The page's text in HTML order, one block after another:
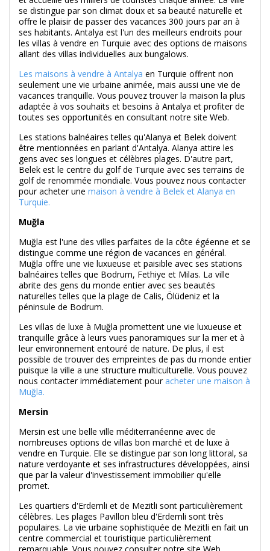
se distingue par son climat doux et sa beauté naturelle et
offre le plaisir de passer des vacances 300 jours par an à
ses habitants. Antalya est l'un des meilleurs endroits pour
les villas à vendre en Turquie avec des options de maisons
allant des villas individuelles aux bungalows.
Les maisons à vendre à Antalya en Turquie offrent non
seulement une vie urbaine animée, mais aussi une vie de
vacances tranquille. Vous pouvez trouver la maison la plus
adaptée à vos souhaits et besoins à Antalya et profiter de
toutes ses opportunités en consultant notre site Web.
Les stations balnéaires telles qu'Alanya et Belek doivent
être mentionnées en parlant d'Antalya. Alanya attire les
gens avec ses longues et célèbres plages. D'autre part,
Belek est le centre du golf de Turquie avec ses terrains de
golf de renommée mondiale. Vous pouvez nous contacter
pour acheter une maison à vendre à Belek et Alanya en
Turquie.
Muğla
Muğla est l'une des villes parfaites de la côte égéenne et se
distingue comme une région de vacances en général.
Muğla offre une vie luxueuse et paisible avec ses stations
balnéaires telles que Bodrum, Fethiye et Milas. La ville
abrite des gens du monde entier avec ses beautés
naturelles telles que la plage de Calis, Ölüdeniz et la
péninsule de Bodrum.
Les villas de luxe à Muğla promettent une vie luxueuse et
tranquille grâce à leurs vues panoramiques sur la mer et à
leur environnement entouré de nature. De plus, il est
possible de trouver des empreintes de pas du monde entier
puisque la ville a une structure multiculturelle. Vous pouvez
nous contacter immédiatement pouracheter une maison à
Muğla.
Mersin
Mersin est une belle ville méditerranéenne avec de
nombreuses options de villas bon marché et de luxe à
vendre en Turquie. Elle se distingue par son long littoral, sa
nature verdoyante et ses infrastructures développées, ainsi
que par la valeur d'investissement immobilier qu'elle
promet.
Les quartiers d'Erdemli et de Mezitli sont particulièrement
célèbres. Les plages Pavillon bleu d'Erdemli sont très
populaires. La vie urbaine sophistiquée de Mezitli en fait un
centre commercial et touristique particulièrement